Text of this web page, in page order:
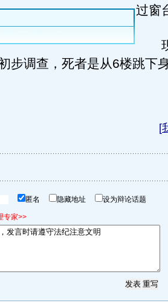
过窗
现
步调查，死者是从6楼跳下
[
匿名 隐藏地址 设为辩论话题
专家>>